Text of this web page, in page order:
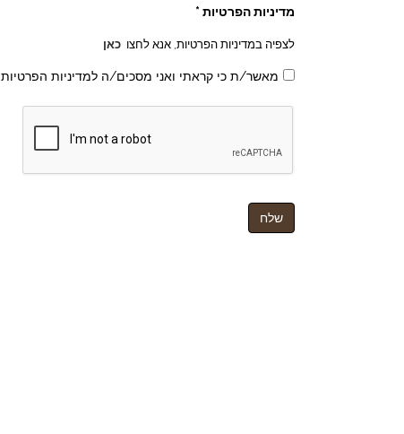
מדיניות הפרטיות *
לצפיה במדיניות הפרטיות, אנא לחצו כאן
מאשר/ת כי קראתי ואני מסכים/ה למדיניות הפרטיות